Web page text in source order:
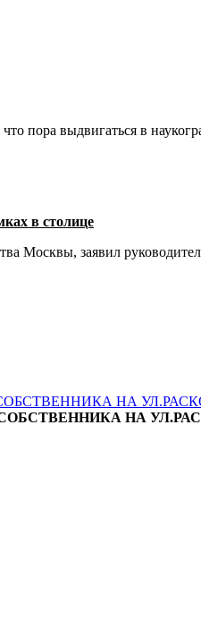
пора выдвигаться в
в столице
Москвы, заявил
НА